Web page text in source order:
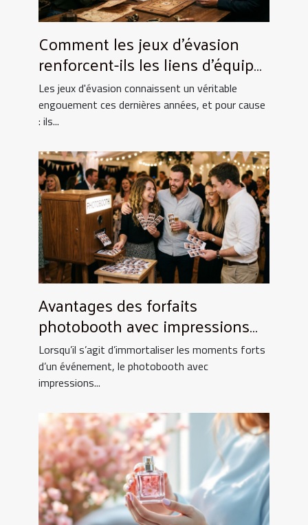
Comment les jeux d'évasion
renforcent-ils les liens d'équipe
?
Les jeux d'évasion connaissent un véritable
engouement ces dernières années, et pour cause
: ils...
Avantages des forfaits
photobooth avec impressions
illimitées
Lorsqu’il s’agit d’immortaliser les moments forts
d’un événement, le photobooth avec
impressions...